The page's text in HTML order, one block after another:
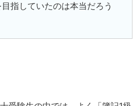
指していたのは本当だろう